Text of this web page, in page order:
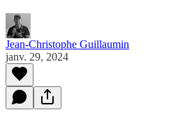
Jean-Christophe Guillaumin
janv. 29, 2024